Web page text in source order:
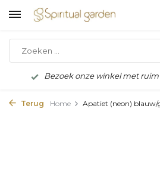
Bezoek onze winkel met
Terug Home Apatiet (neon) blauw/